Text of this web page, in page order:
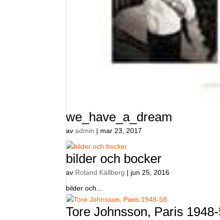
we_have_a_dream
avadmin | mar 23, 2017
bilder och bocker
av Roland Källberg | jun 25, 2016
bilder och...
Tore Johnsson, Paris